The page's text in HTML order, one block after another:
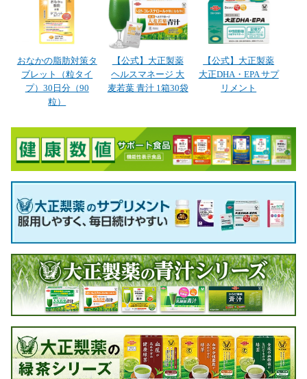
おなかの脂肪対策タ
ブレット（粒タイ
プ）30日分（90
粒）
【公式】大正製薬
ヘルスマネージ 大
麦若葉 青汁 1箱30袋
【公式】大正製薬
大正DHA・EPA サプ
リメント